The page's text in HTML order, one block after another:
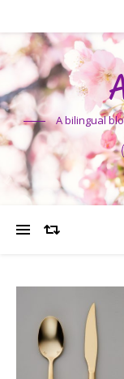
A bilingual